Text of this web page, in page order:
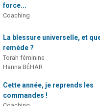
force...
Coaching
La blessure universelle, et
remède ?
Torah féminine
Hanna BÉHAR
Cette année, je reprends les
commandes !